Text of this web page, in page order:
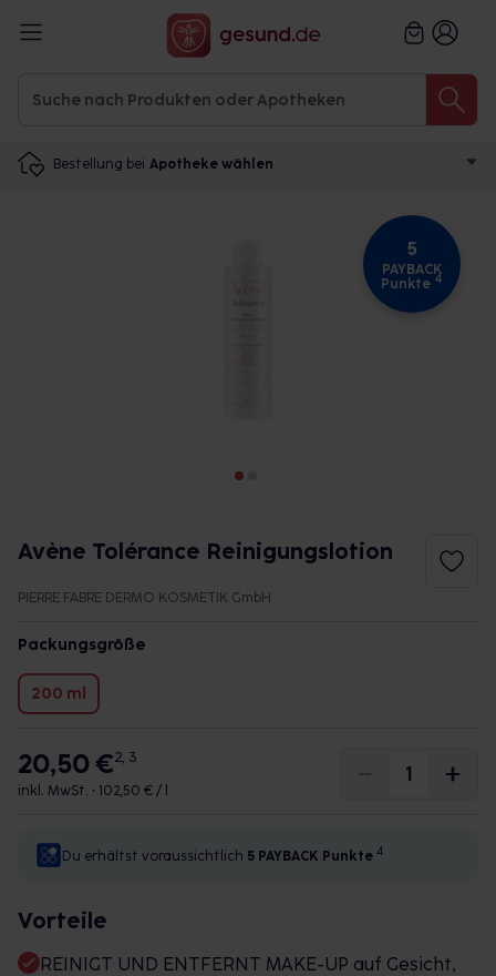
Bestellung bei Apotheke wählen
5
PAYBACK
Punkte 4
Avène Tolérance Reinigungslotion
PIERRE FABRE DERMO KOSMETIK GmbH
Packungsgröße
200 ml
20,50 €2, 3
inkl. MwSt. • 102,50 € / l
Du erhältst voraussichtlich 5 PAYBACK Punkte 4
Vorteile
REINIGT UND ENTFERNT MAKE-UP auf Gesicht,